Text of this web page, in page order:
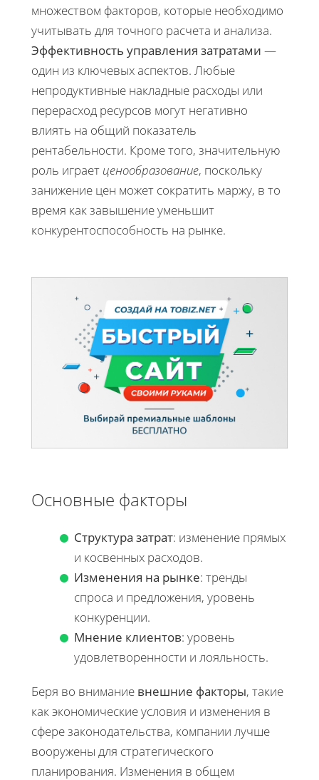
множеством факторов, которые необходимо
учитывать для точного расчета и анализа.
Эффективность управления затратами —
один из ключевых аспектов. Любые
непродуктивные накладные расходы или
перерасход ресурсов могут негативно
влиять на общий показатель
рентабельности. Кроме того, значительную
роль играет ценообразование, поскольку
занижение цен может сократить маржу, в то
время как завышение уменьшит
конкурентоспособность на рынке.
Основные факторы
Структура затрат: изменение прямых
и косвенных расходов.
Изменения на рынке: тренды
спроса и предложения, уровень
конкуренции.
Мнение клиентов: уровень
удовлетворенности и лояльность.
Беря во внимание внешние факторы, такие
как экономические условия и изменения в
сфере законодательства, компании лучше
вооружены для стратегического
планирования. Изменения в общем